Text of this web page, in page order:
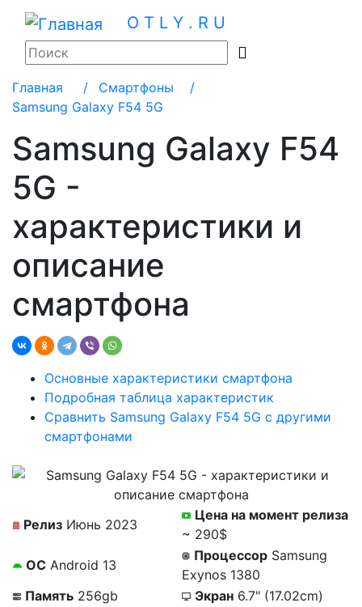
O T L Y . R U
Главная /
Смартфоны /
Samsung Galaxy F54 5G
Samsung Galaxy F54
5G -
характеристики и
описание
смартфона
Основные характеристики смартфона
Подробная таблица характеристик
Сравнить Samsung Galaxy F54 5G с другими
смартфонами
Релиз Июнь 2023
Цена на момент релиза
~ 290$
ОСAndroid 13
ПроцессорSamsung
Exynos 1380
Память256gb Экран6.7" (17.02cm)